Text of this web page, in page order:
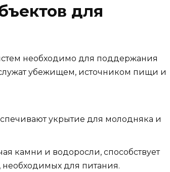
для
необходимо для поддержания
убежищем, источником пищи и
укрытие для молодняка и
камни и водоросли, способствует
необходимых для питания.